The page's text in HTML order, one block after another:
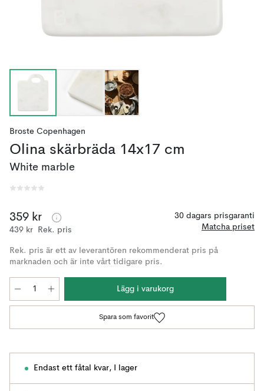
Broste Copenhagen
Olina skärbräda 14x17 cm
White marble
359 kr
439 kr Rek. pris
30 dagars prisgaranti
Matcha priset
Rek. pris är ett av leverantören rekommenderat pris på
marknaden och är inte vårt tidigare pris.
Lägg i varukorg
Spara som favorit
Endast ett fåtal kvar, I lager